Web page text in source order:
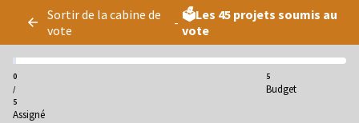
Sortir de la cabine de
vote
- 🗳️Les 45 projets soumis au
vote
0
/
5
Assigné
5
Budget
Panneau de gestion des cookies